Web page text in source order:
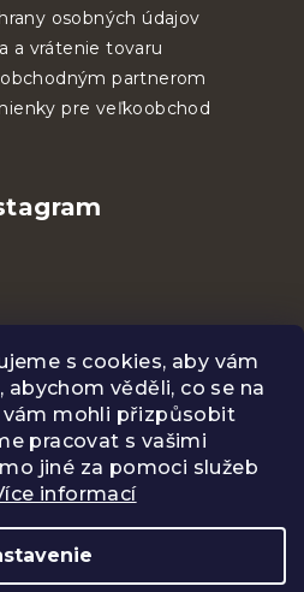
s cookies, aby vám
věděli, co se na
mohli přizpůsobit
pracovat s vašimi
jiné za pomoci služeb
informací
osobných údajov
a vrátenie tovaru
partnerom
pre veľkoobchod
na Instagrame